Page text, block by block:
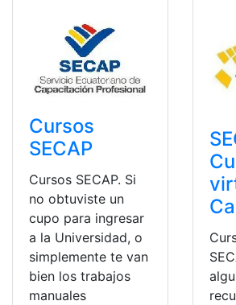
Cursos
SECAP
Cursos SECAP. Si
no obtuviste un
cupo para ingresar
a la Universidad, o
simplemente te van
bien los trabajos
manuales